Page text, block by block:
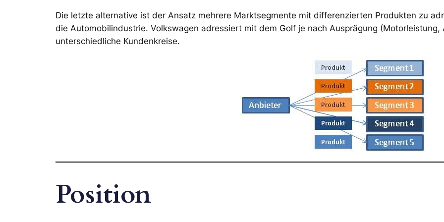
Die letzte alternative ist der Ansatz mehrere Marktsegmente mit differenzierten Produkten zu
die Automobilindustrie. Volkswagen adressiert mit dem Golf je nach Ausprägung (Motorleistung,
unterschiedliche Kundenkreise.
Position